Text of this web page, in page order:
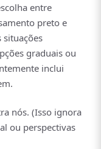
entre
preto e
situações
graduais ou
inclui
nós. (Isso ignora
ou perspectivas